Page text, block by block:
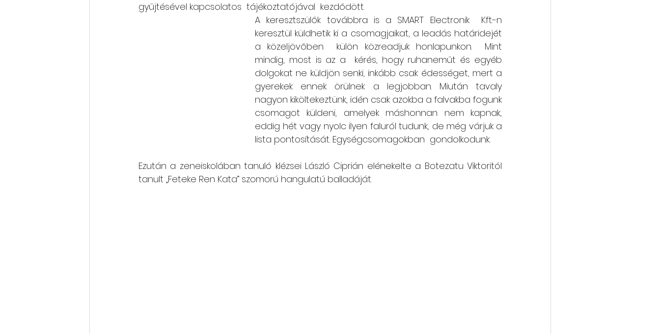
Rólunk szól: cikkek, videók Csángó témájú könyv, videó Utazások Moldvába Galéria
Keresztszülő-portré Várjuk történeteiket!
gyűjtésével kapcsolatos  tájékoztatójával  kezdődött.
A keresztszülők továbbra is a SMART Electronik  Kft.-n
keresztül küldhetik ki a csomagjaikat, a leadás határidejét
a közeljövőben  külön közreadjuk honlapunkon.  Mint
mindig, most is az a  kérés, hogy ruhaneműt és egyéb
dolgokat ne küldjön senki, inkább csak édességet, mert a
gyerekek ennek örülnek a legjobban. Miután tavaly
nagyon kiköltekeztünk, idén csak azokba a falvakba fogunk
csomagot küldeni, amelyek máshonnan nem kapnak,
eddig hét vagy nyolc ilyen faluról tudunk, de még várjuk a
lista pontosítását. Egységcsomagokban  gondolkodunk.
Ezután a zeneiskolában tanuló klézsei László Ciprián elénekelte a Botezatu Viktoritól
tanult „Feteke Ren Kata” szomorú hangulatú balladáját.